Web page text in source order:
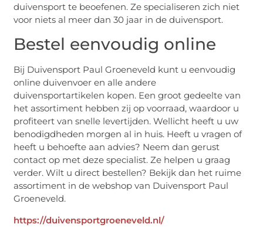
duivensport te beoefenen. Ze specialiseren zich niet
voor niets al meer dan 30 jaar in de duivensport.
Bestel eenvoudig online
Bij Duivensport Paul Groeneveld kunt u eenvoudig
online duivenvoer en alle andere
duivensportartikelen kopen. Een groot gedeelte van
het assortiment hebben zij op voorraad, waardoor u
profiteert van snelle levertijden. Wellicht heeft u uw
benodigdheden morgen al in huis. Heeft u vragen of
heeft u behoefte aan advies? Neem dan gerust
contact op met deze specialist. Ze helpen u graag
verder. Wilt u direct bestellen? Bekijk dan het ruime
assortiment in de webshop van Duivensport Paul
Groeneveld.
https://duivensportgroeneveld.nl/